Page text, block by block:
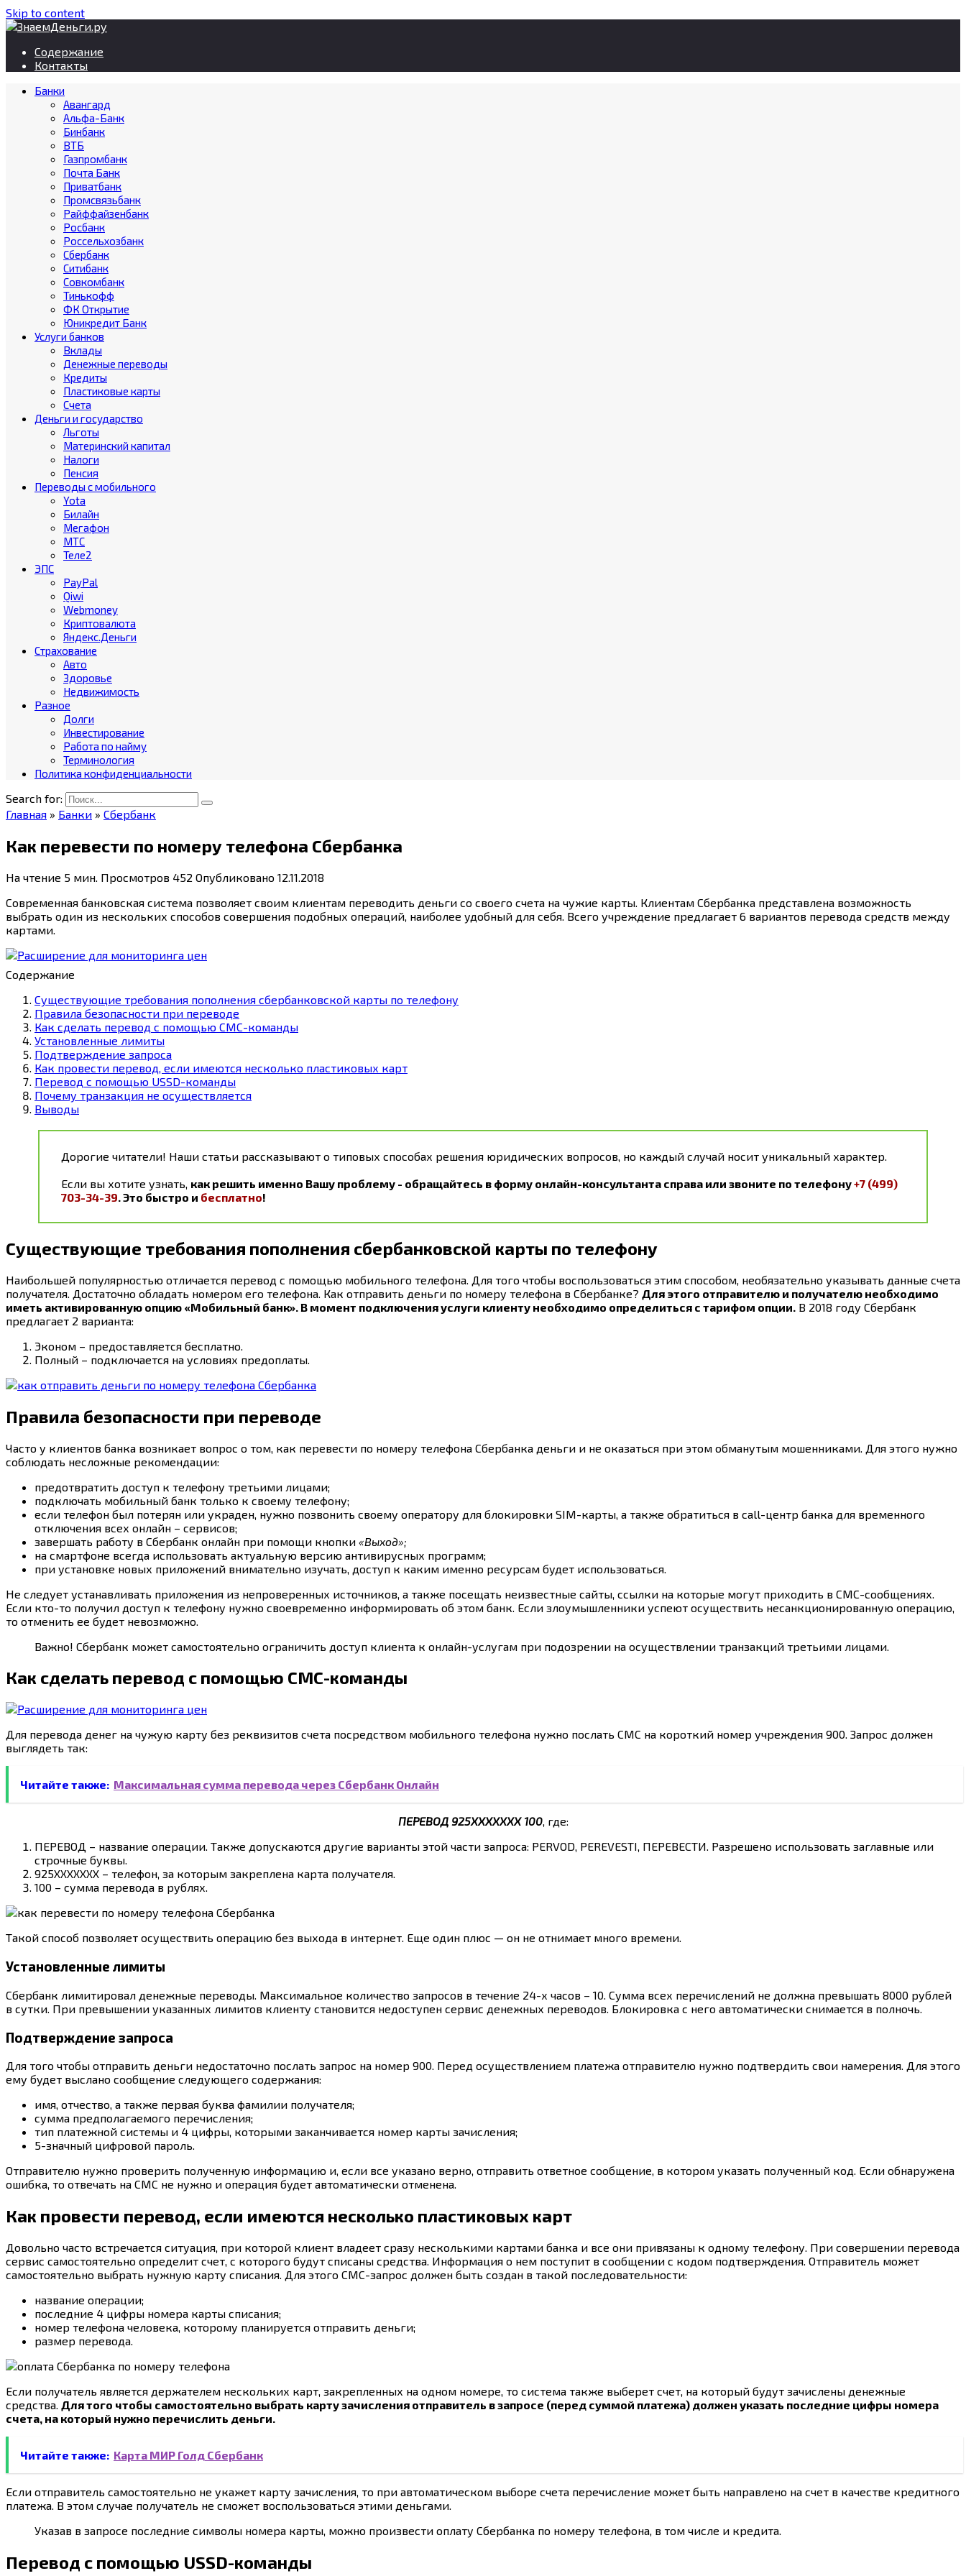
Skip to content
Содержание
Контакты
Банки
Авангард
Альфа-Банк
Бинбанк
ВТБ
Газпромбанк
Почта Банк
Приватбанк
Промсвязьбанк
Райффайзенбанк
Росбанк
Россельхозбанк
Сбербанк
Ситибанк
Совкомбанк
Тинькофф
ФК Открытие
Юникредит Банк
Услуги банков
Вклады
Денежные переводы
Кредиты
Пластиковые карты
Счета
Деньги и государство
Льготы
Материнский капитал
Налоги
Пенсия
Переводы с мобильного
Yota
Билайн
Мегафон
МТС
Теле2
ЭПС
PayPal
Qiwi
Webmoney
Криптовалюта
Яндекс.Деньги
Страхование
Авто
Здоровье
Недвижимость
Разное
Долги
Инвестирование
Работа по найму
Терминология
Политика конфиденциальности
Search for:
Главная » Банки » Сбербанк
Как перевести по номеру телефона Сбербанка
На чтение 5 мин. Просмотров 452 Опубликовано 12.11.2018
Современная банковская система позволяет своим клиентам переводить деньги со своего счета на чужие карты. Клиентам Сбербанка представлена возможность
выбрать один из нескольких способов совершения подобных операций, наиболее удобный для себя. Всего учреждение предлагает 6 вариантов перевода средств между
картами.
Содержание
Существующие требования пополнения сбербанковской карты по телефону
Правила безопасности при переводе
Как сделать перевод с помощью СМС-команды
Установленные лимиты
Подтверждение запроса
Как провести перевод, если имеются несколько пластиковых карт
Перевод с помощью USSD-команды
Почему транзакция не осуществляется
Выводы
Дорогие читатели! Наши статьи рассказывают о типовых способах решения юридических вопросов, но каждый случай носит уникальный характер.
Если вы хотите узнать, как решить именно Вашу проблему - обращайтесь в форму онлайн-консультанта справа или звоните по телефону+7 (499)
703-34-39. Это быстро и бесплатно!
Существующие требования пополнения сбербанковской карты по телефону
Наибольшей популярностью отличается перевод с помощью мобильного телефона. Для того чтобы воспользоваться этим способом, необязательно указывать данные счета
получателя. Достаточно обладать номером его телефона. Как отправить деньги по номеру телефона в Сбербанке? Для этого отправителю и получателю необходимо
иметь активированную опцию «Мобильный банк». В момент подключения услуги клиенту необходимо определиться с тарифом опции. В 2018 году Сбербанк
предлагает 2 варианта:
Эконом – предоставляется бесплатно.
Полный – подключается на условиях предоплаты.
Правила безопасности при переводе
Часто у клиентов банка возникает вопрос о том, как перевести по номеру телефона Сбербанка деньги и не оказаться при этом обманутым мошенниками. Для этого нужно
соблюдать несложные рекомендации:
предотвратить доступ к телефону третьими лицами;
подключать мобильный банк только к своему телефону;
если телефон был потерян или украден, нужно позвонить своему оператору для блокировки SIM-карты, а также обратиться в call-центр банка для временного
отключения всех онлайн – сервисов;
завершать работу в Сбербанк онлайн при помощи кнопки «Выход»;
на смартфоне всегда использовать актуальную версию антивирусных программ;
при установке новых приложений внимательно изучать, доступ к каким именно ресурсам будет использоваться.
Не следует устанавливать приложения из непроверенных источников, а также посещать неизвестные сайты, ссылки на которые могут приходить в СМС-сообщениях.
Если кто-то получил доступ к телефону нужно своевременно информировать об этом банк. Если злоумышленники успеют осуществить несанкционированную операцию,
то отменить ее будет невозможно.
Важно! Сбербанк может самостоятельно ограничить доступ клиента к онлайн-услугам при подозрении на осуществлении транзакций третьими лицами.
Как сделать перевод с помощью СМС-команды
Для перевода денег на чужую карту без реквизитов счета посредством мобильного телефона нужно послать СМС на короткий номер учреждения 900. Запрос должен
выглядеть так:
Читайте также: Максимальная сумма перевода через Сбербанк Онлайн
ПЕРЕВОД 925ХХХХХХХ 100, где:
ПЕРЕВОД – название операции. Также допускаются другие варианты этой части запроса: PERVOD, PEREVESTI, ПЕРЕВЕСТИ. Разрешено использовать заглавные или
строчные буквы.
925ХХХХХХХ – телефон, за которым закреплена карта получателя.
100 – сумма перевода в рублях.
Такой способ позволяет осуществить операцию без выхода в интернет. Еще один плюс — он не отнимает много времени.
Установленные лимиты
Сбербанк лимитировал денежные переводы. Максимальное количество запросов в течение 24-х часов – 10. Сумма всех перечислений не должна превышать 8000 рублей
в сутки. При превышении указанных лимитов клиенту становится недоступен сервис денежных переводов. Блокировка с него автоматически снимается в полночь.
Подтверждение запроса
Для того чтобы отправить деньги недостаточно послать запрос на номер 900. Перед осуществлением платежа отправителю нужно подтвердить свои намерения. Для этого
ему будет выслано сообщение следующего содержания:
имя, отчество, а также первая буква фамилии получателя;
сумма предполагаемого перечисления;
тип платежной системы и 4 цифры, которыми заканчивается номер карты зачисления;
5-значный цифровой пароль.
Отправителю нужно проверить полученную информацию и, если все указано верно, отправить ответное сообщение, в котором указать полученный код. Если обнаружена
ошибка, то отвечать на СМС не нужно и операция будет автоматически отменена.
Как провести перевод, если имеются несколько пластиковых карт
Довольно часто встречается ситуация, при которой клиент владеет сразу несколькими картами банка и все они привязаны к одному телефону. При совершении перевода
сервис самостоятельно определит счет, с которого будут списаны средства. Информация о нем поступит в сообщении с кодом подтверждения. Отправитель может
самостоятельно выбрать нужную карту списания. Для этого СМС-запрос должен быть создан в такой последовательности:
название операции;
последние 4 цифры номера карты списания;
номер телефона человека, которому планируется отправить деньги;
размер перевода.
Если получатель является держателем нескольких карт, закрепленных на одном номере, то система также выберет счет, на который будут зачислены денежные
средства. Для того чтобы самостоятельно выбрать карту зачисления отправитель в запросе (перед суммой платежа) должен указать последние цифры номера
счета, на который нужно перечислить деньги.
Читайте также: Карта МИР Голд Сбербанк
Если отправитель самостоятельно не укажет карту зачисления, то при автоматическом выборе счета перечисление может быть направлено на счет в качестве кредитного
платежа. В этом случае получатель не сможет воспользоваться этими деньгами.
Указав в запросе последние символы номера карты, можно произвести оплату Сбербанка по номеру телефона, в том числе и кредита.
Перевод с помощью USSD-команды